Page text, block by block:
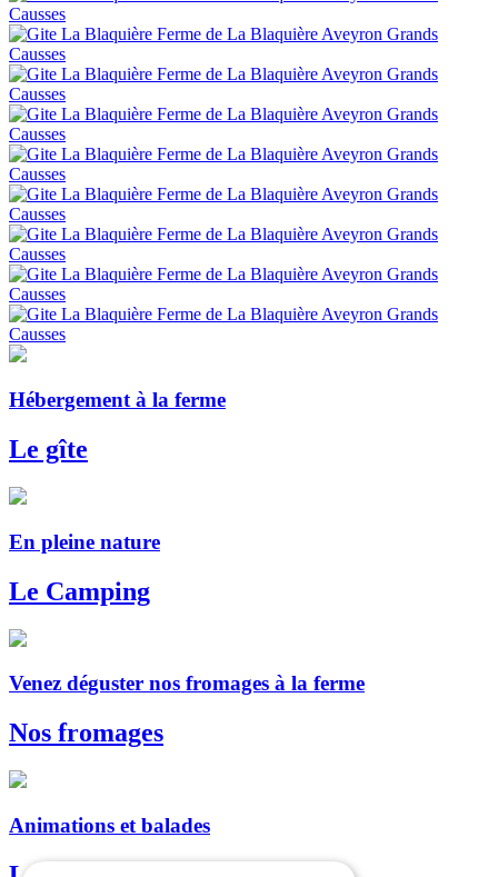
Hébergement à la ferme
Le gîte
En pleine nature
Le Camping
Venez déguster nos fromages à la ferme
Nos fromages
Animations et balades